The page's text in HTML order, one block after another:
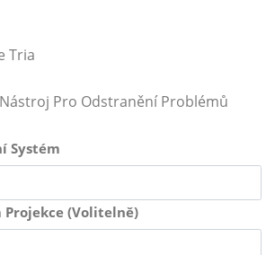
Tria
Pro Odstranění Problémů
Systém
Projekce (Volitelně)